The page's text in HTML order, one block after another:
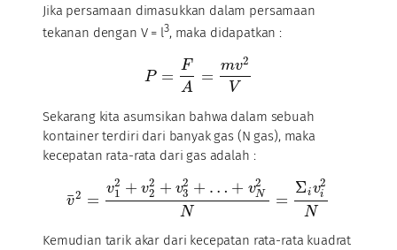
Jika persamaan dimasukkan dalam persamaan
tekanan dengan V = l3, maka didapatkan :
P =
F
A
=
mv2
V
Sekarang kita asumsikan bahwa dalam sebuah
kontainer terdiri dari banyak gas (N gas), maka
kecepatan rata-rata dari gas adalah :
v
¯2 =
v2
1 + v2
2 + v2
3 + … + v2
N
N
=
Σiv2
i
N
Kemudian tarik akar dari kecepatan rata-rata kuadrat